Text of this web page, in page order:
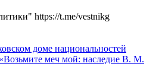
https://t.me/vestnikg
доме национальностей
меч мой: наследие В. М.